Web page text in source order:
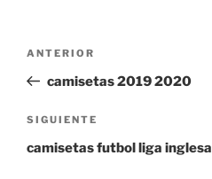
entradas
Entrada
anterior:
ANTERIOR
camisetas 2019 2020
Siguiente
entrada
SIGUIENTE
camisetas futbol liga inglesa